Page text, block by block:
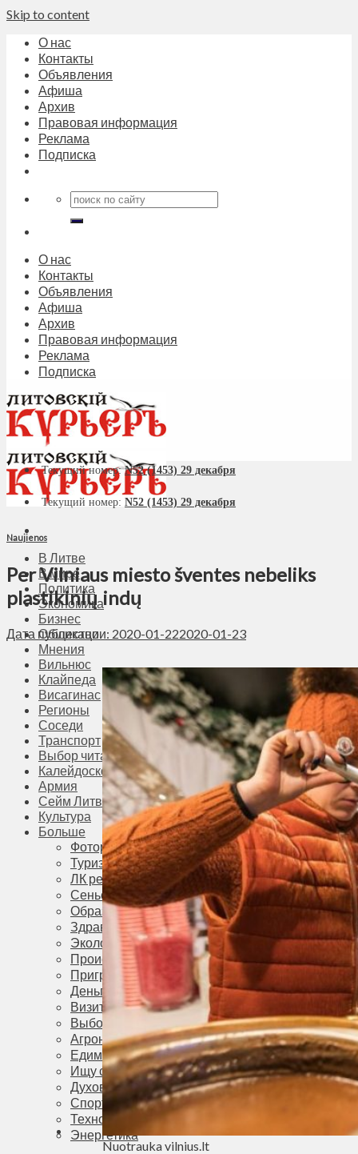
Skip to content
О нас
Контакты
Объявления
Афиша
Архив
Правовая информация
Реклама
Подписка
О нас
Контакты
Объявления
Афиша
Архив
Правовая информация
Реклама
Подписка
В Литве
В мире
Политика
Экономика
Бизнес
Общество
Мнения
Вильнюс
Клайпеда
Висагинас
Регионы
Соседи
Транспорт
Выбор читателей
Калейдоскоп
Армия
Сейм Литвы
Культура
Больше
Фоторепортаж
Туризм
ЛК рекомендует
Сеньорам
Образование
Здравоохранение
Экология
Происшествия
Приграничье
Деньги
Визиты
Выборы
Агроновости
Едим дома
Ищу семью
Духовное пространство
Спорт
Технологии
Энергетика
Текущий номер:N52 (1453) 29 декабря
Текущий номер: N52 (1453) 29 декабря
Naujienos
Per Vilniaus miesto šventes nebeliks
plastikinių indų
Дата публикации: 2020-01-222020-01-23
Nuotrauka vilnius.lt